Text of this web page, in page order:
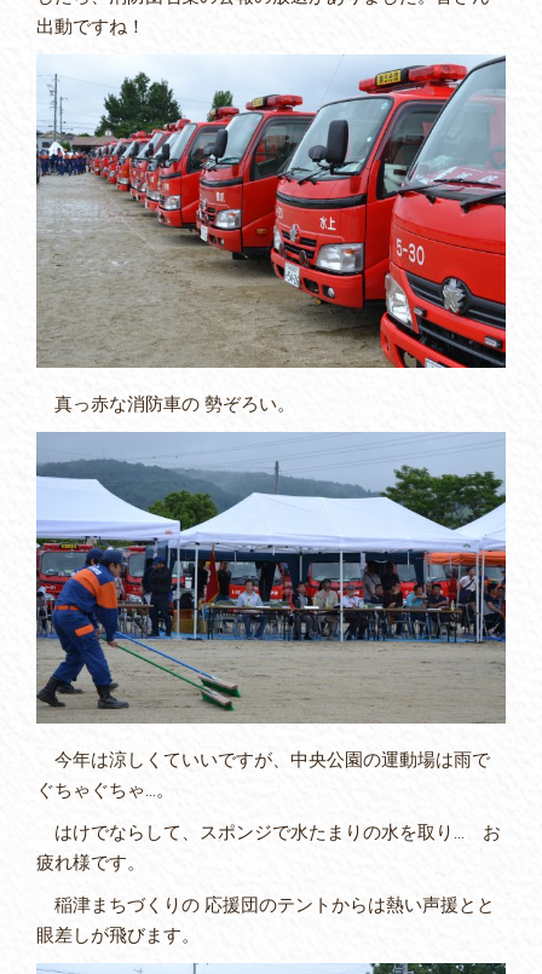
アクセス
出動ですね！
真っ赤な消防車の 勢ぞろい。
今年は涼しくていいですが、中央公園の運動場は雨で
ぐちゃぐちゃ…。
はけでならして、スポンジで水たまりの水を取り… お
疲れ様です。
稲津まちづくりの 応援団のテントからは熱い声援とと
眼差しが飛びます。